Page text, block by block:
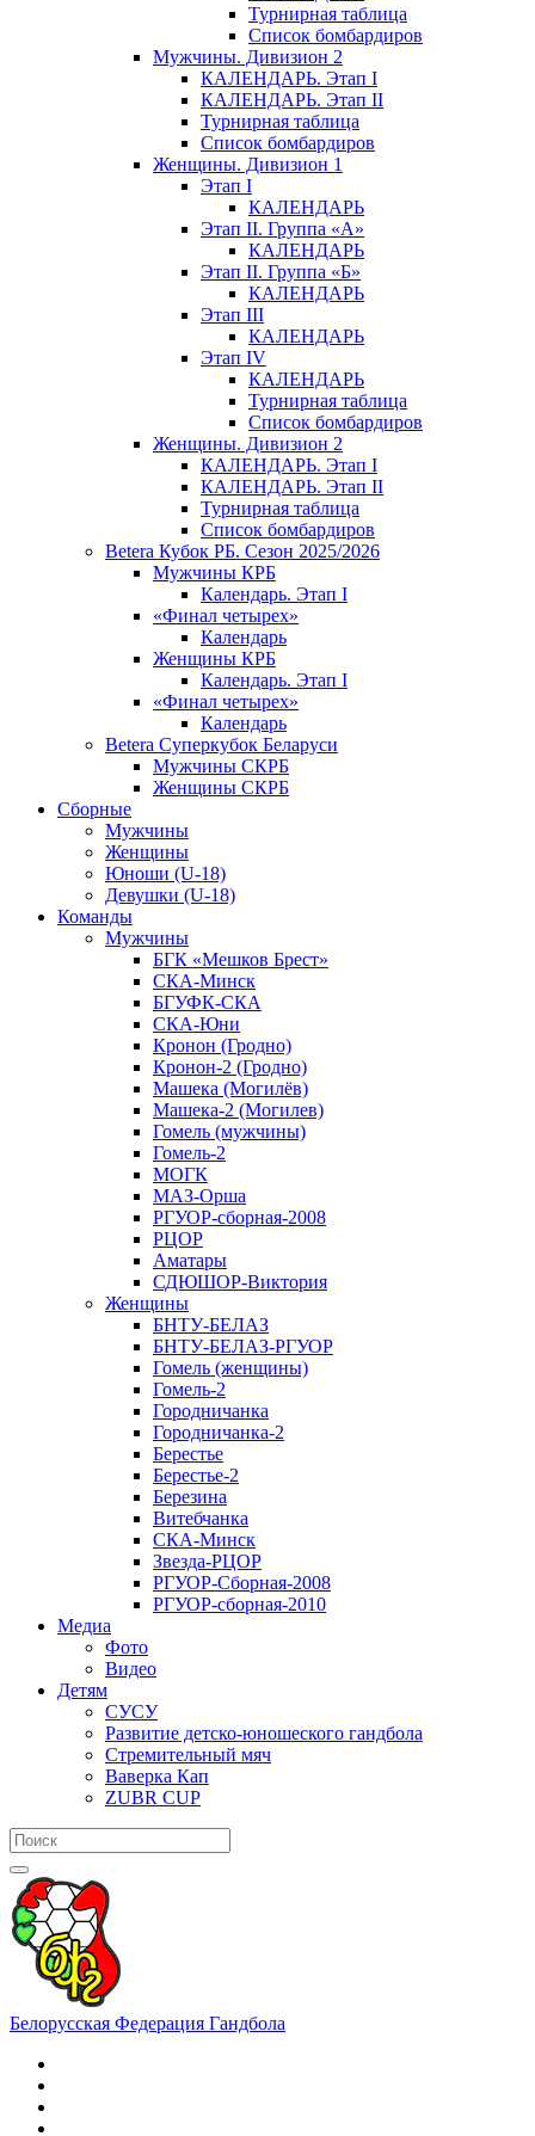
Турнирная таблица
Список бомбардиров
Мужчины. Дивизион 2
КАЛЕНДАРЬ. Этап I
КАЛЕНДАРЬ. Этап II
Турнирная таблица
Список бомбардиров
Женщины. Дивизион 1
Этап I
КАЛЕНДАРЬ
Этап II. Группа «А»
КАЛЕНДАРЬ
Этап II. Группа «Б»
КАЛЕНДАРЬ
Этап III
КАЛЕНДАРЬ
Этап IV
КАЛЕНДАРЬ
Турнирная таблица
Список бомбардиров
Женщины. Дивизион 2
КАЛЕНДАРЬ. Этап I
КАЛЕНДАРЬ. Этап II
Турнирная таблица
Список бомбардиров
Betera Кубок РБ. Сезон 2025/2026
Мужчины КРБ
Календарь. Этап I
«Финал четырех»
Календарь
Женщины КРБ
Календарь. Этап I
«Финал четырех»
Календарь
Betera Суперкубок Беларуси
Мужчины СКРБ
Женщины СКРБ
Сборные
Мужчины
Женщины
Юноши (U-18)
Девушки (U-18)
Команды
Мужчины
БГК «Мешков Брест»
СКА-Минск
БГУФК-СКА
СКА-Юни
Кронон (Гродно)
Кронон-2 (Гродно)
Машека (Могилёв)
Машека-2 (Могилев)
Гомель (мужчины)
Гомель-2
МОГК
МАЗ-Орша
РГУОР-сборная-2008
РЦОР
Аматары
СДЮШОР-Виктория
Женщины
БНТУ-БЕЛАЗ
БНТУ-БЕЛАЗ-РГУОР
Гомель (женщины)
Гомель-2
Городничанка
Городничанка-2
Берестье
Берестье-2
Березина
Витебчанка
СКА-Минск
Звезда-РЦОР
РГУОР-Сборная-2008
РГУОР-сборная-2010
Медиа
Фото
Видео
Детям
СУСУ
Развитие детско-юношеского гандбола
Стремительный мяч
Ваверка Кап
ZUBR CUP
Белорусская Федерация Гандбола